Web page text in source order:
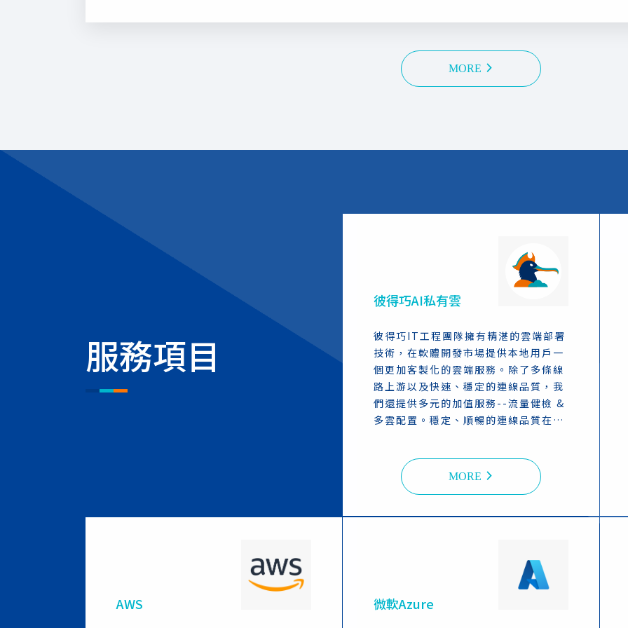
MORE
服務項目
彼得巧AI私有雲
彼得巧IT工程團隊擁有精湛的雲端部署
技術，在軟體開發市場提供本地用戶一
個更加客製化的雲端服務。除了多條線
路上游以及快速、穩定的連線品質，我
們還提供多元的加值服務--流量健檢 &
多雲配置。穩定、順暢的連線品質在提
MORE
AWS 微軟Azure